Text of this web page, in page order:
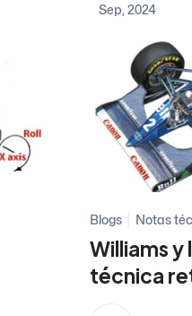
Sep, 2024
Blogs Notas
Williams y
técnica